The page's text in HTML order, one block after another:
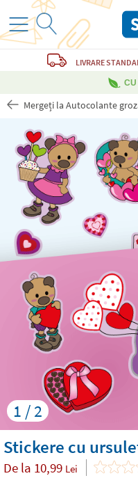
LIVRARE
CU
Mergeți la Autocolante
1 / 2
Stickere cu
De la 10,99 Lei